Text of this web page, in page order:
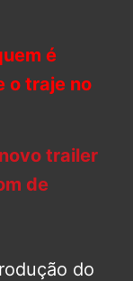
é
o traje no
trailer
de
do